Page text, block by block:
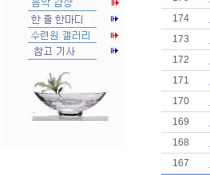
174
173
172
171
170
169
168
167